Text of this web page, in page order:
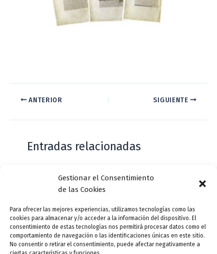
Gestionar el Consentimiento
de las Cookies
Para ofrecer las mejores experiencias, utilizamos tecnologías como las
cookies para almacenar y/o acceder a la información del dispositivo. El
consentimiento de estas tecnologías nos permitirá procesar datos como el
comportamiento de navegación o las identificaciones únicas en este sitio.
No consentir o retirar el consentimiento, puede afectar negativamente a
ANTERIOR SIGUIENTE
Entradas relacionadas
Casa de Zorrilla conmemorarán el 168
aniversario del estreno de Don Juan
Tenorio
Deja un comentario /Actualidad/ PorVLLensutinta